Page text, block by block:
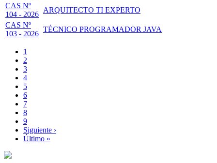
CAS Nº
104 - 2026
ARQUITECTO TI EXPERTO
CAS Nº
103 - 2026
TÉCNICO PROGRAMADOR JAVA
Paginación
Página
actual
1
Page
2
Page
3
Page
4
Page
5
Page
6
Page
7
Page
8
Page
9
Siguiente
página
Siguiente ›
Última
Último »